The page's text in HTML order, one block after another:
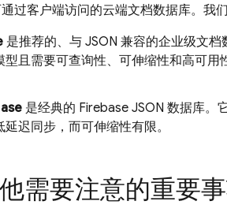
过客户端访问的云端文档数据库。我
是推荐的、与 JSON 兼容的企业级文
型且需要可查询性、可伸缩性和高可
是经典的 Firebase JSON 数据库。
迟同步，而可伸缩性有限。
需要注意的重要